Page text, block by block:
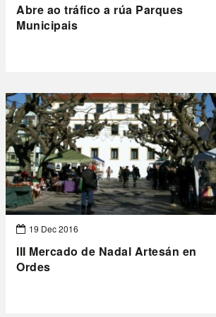
Abre ao tráfico a rúa Parques
Municipais
19 Dec 2016
III Mercado de Nadal Artesán en
Ordes